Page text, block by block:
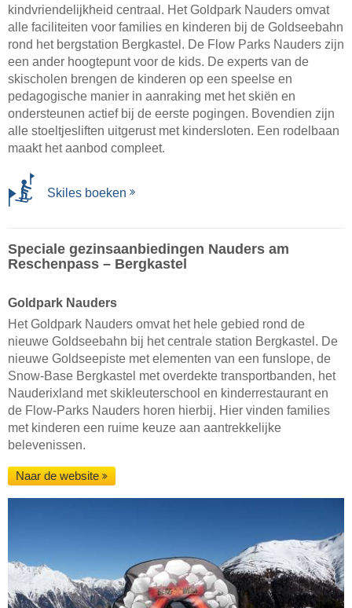
kindvriendelijkheid centraal. Het Goldpark Nauders omvat
alle faciliteiten voor families en kinderen bij de Goldseebahn
rond het bergstation Bergkastel. De Flow Parks Nauders zijn
een ander hoogtepunt voor de kids. De experts van de
skischolen brengen de kinderen op een speelse en
pedagogische manier in aanraking met het skiën en
ondersteunen actief bij de eerste pogingen. Bovendien zijn
alle stoeltjesliften uitgerust met kindersloten. Een rodelbaan
maakt het aanbod compleet.
Skiles boeken
Speciale gezinsaanbiedingen Nauders am
Reschenpass – Bergkastel
Goldpark Nauders
Het Goldpark Nauders omvat het hele gebied rond de
nieuwe Goldseebahn bij het centrale station Bergkastel. De
nieuwe Goldseepiste met elementen van een funslope, de
Snow-Base Bergkastel met overdekte transportbanden, het
Nauderixland met skikleuterschool en kinderrestaurant en
de Flow-Parks Nauders horen hierbij. Hier vinden families
met kinderen een ruime keuze aan aantrekkelijke
belevenissen.
Naar de website